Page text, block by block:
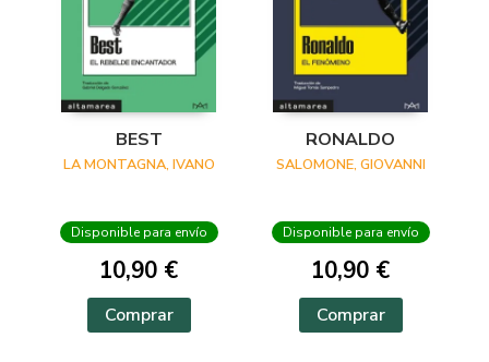
BEST
LA MONTAGNA, IVANO
Disponible para envío
10,90 €
Comprar
RONALDO
SALOMONE, GIOVANNI
Disponible para envío
10,90 €
Comprar